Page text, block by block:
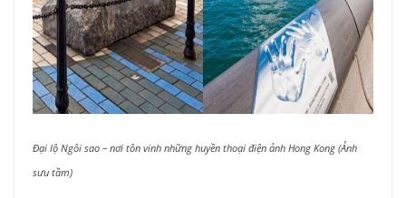
Đại lộ Ngôi sao – nơi tôn vinh những huyền thoại điện ảnh Hong Kong (Ảnh
sưu tầm)